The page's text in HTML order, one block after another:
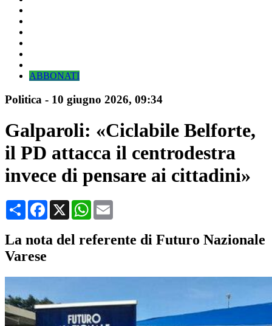
ABBONATI
Politica - 10 giugno 2026, 09:34
Galparoli: «Ciclabile Belforte,
il PD attacca il centrodestra
invece di pensare ai cittadini»
CondividiFacebook
X WhatsApp
La nota del referente di Futuro Nazionale
Varese